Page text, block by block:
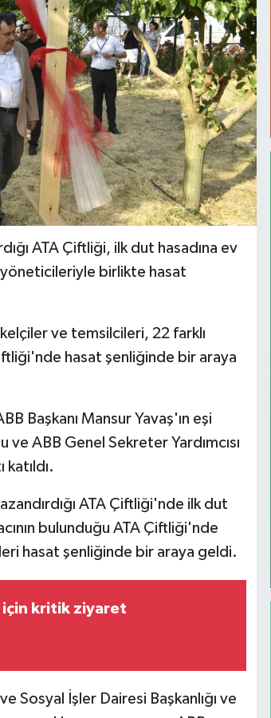
ATA Çiftliği, ilk dut hasadına ev
birlikte hasat
ve temsilcileri, 22 farklı
hasat şenliğinde bir araya
Başkanı Mansur Yavaş'ın eşi
ve ABB Genel Sekreter Yardımcısı
ATA Çiftliği'nde ilk dut
bulunduğu ATA Çiftliği'nde
hasat şenliğinde bir araya geldi.
için kritik ziyaret
Sosyal İşler Dairesi Başkanlığı ve